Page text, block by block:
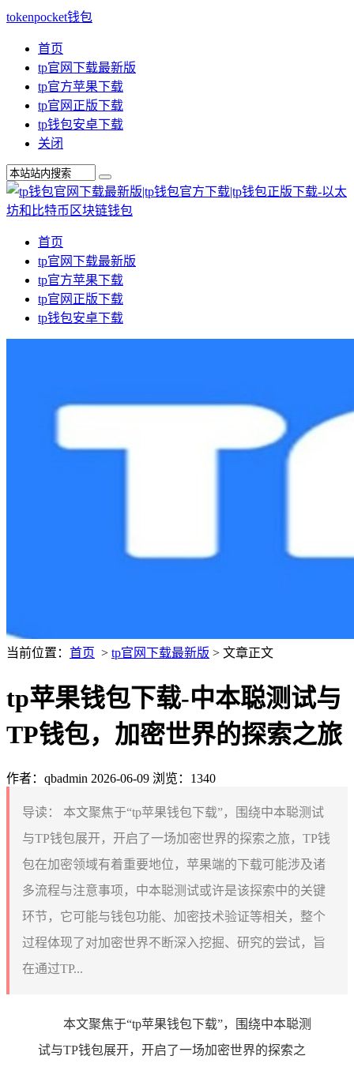
tokenpocket钱包
首页
tp官网下载最新版
tp官方苹果下载
tp官网正版下载
tp钱包安卓下载
关闭
首页
tp官网下载最新版
tp官方苹果下载
tp官网正版下载
tp钱包安卓下载
当前位置： 首页 > tp官网下载最新版 > 文章正文
tp苹果钱包下载-中本聪测试与
TP钱包，加密世界的探索之旅
作者：qbadmin 2026-06-09 浏览：1340
导读：
本文聚焦于“tp苹果钱包下载”，围绕中本聪测试
与TP钱包展开，开启了一场加密世界的探索之旅，TP钱
包在加密领域有着重要地位，苹果端的下载可能涉及诸
多流程与注意事项，中本聪测试或许是该探索中的关键
环节，它可能与钱包功能、加密技术验证等相关，整个
过程体现了对加密世界不断深入挖掘、研究的尝试，旨
在通过TP...
本文聚焦于“tp苹果钱包下载”，围绕中本聪测
试与TP钱包展开，开启了一场加密世界的探索之